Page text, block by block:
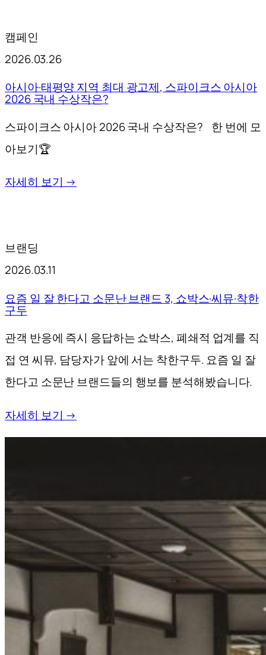
캠페인
2026.03.26
아시아·태평양 지역 최대 광고제, 스파이크스 아시아
2026 국내 수상작은?
스파이크스 아시아 2026 국내 수상작은? 한 번에 모
아보기🏆
자세히 보기 →
브랜딩
2026.03.11
요즘 일 잘 한다고 소문난 브랜드 3, 쇼박스·씨뮤·착한
구두
관객 반응에 즉시 응답하는 쇼박스, 폐쇄적 업계를 직
접 연 씨뮤, 담당자가 앞에 서는 착한구두. 요즘 일 잘
한다고 소문난 브랜드들의 행보를 분석해봤습니다.
자세히 보기 →